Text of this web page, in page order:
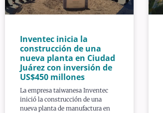
Inventec inicia la
construcción de una
nueva planta en Ciudad
Juárez con inversión de
US$450 millones
La empresa taiwanesa Inventec
inició la construcción de una
nueva planta de manufactura en